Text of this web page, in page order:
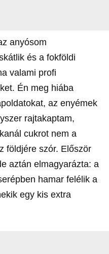
anyósom
és a fokföldi
valami profi
Én meg hiába
az enyémek
rajtakaptam,
cukrot nem a
földjére szór. Először
aztán elmagyarázta: a
hamar felélik a
egy kis extra